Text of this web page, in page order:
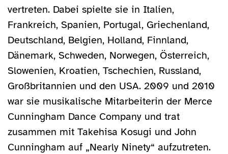
vertreten. Dabei spielte sie in Italien,
Frankreich, Spanien, Portugal, Griechenland,
Deutschland, Belgien, Holland, Finnland,
Dänemark, Schweden, Norwegen, Österreich,
Slowenien, Kroatien, Tschechien, Russland,
Großbritannien und den USA. 2009 und 2010
war sie musikalische Mitarbeiterin der Merce
Cunningham Dance Company und trat
zusammen mit Takehisa Kosugi und John
Cunningham auf „Nearly Ninety“ aufzutreten.